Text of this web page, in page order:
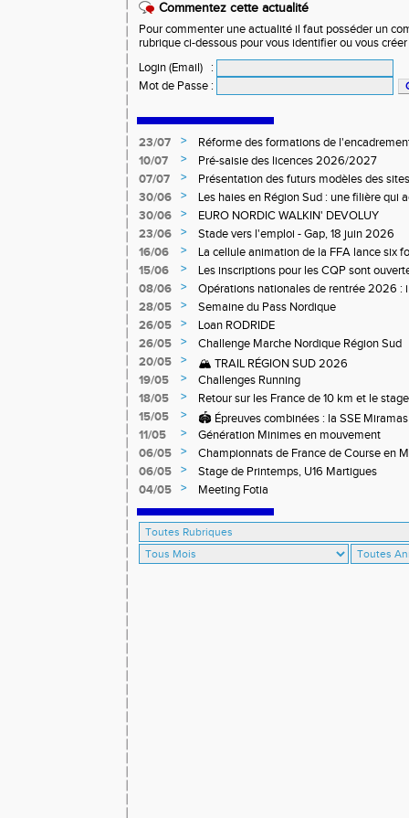
Commentez cette actualité
Pour commenter une actualité il faut posséder un
rubrique ci-dessous pour vous identifier ou vous
Login (Email)
:
Mot de Passe :
23/07 >
Réforme des formations de
10/07
>
Pré-saisie des licences 2026/2027
07/07
>
Présentation des futurs modèles des
30/06
>
Les haies en Région Sud : une filière qui
30/06
>
EURO NORDIC WALKIN' DEVOLUY
23/06
>
Stade vers l'emploi - Gap, 18 juin 2026
16/06
>
La cellule animation de la FFA lance six
Niveau 1 et 3 pour ACR Niveau 2)
15/06 >
Les inscriptions pour les CQP sont
Qualification Professionnelle)
08/06 >
Opérations nationales de rentrée 2026 :
28/05
>
Semaine du Pass Nordique
26/05
>
Loan RODRIDE
26/05
>
Challenge Marche Nordique Région Sud
20/05
>
🏔️ TRAIL RÉGION SUD 2026
19/05
>
Challenges Running
18/05
>
Retour sur les France de 10 km et le
off-road à Briançon
15/05 >
🏟️ Épreuves combinées : la SSE
11/05
>
Génération Minimes en mouvement
06/05
>
Championnats de France de Course en
06/05
>
Stage de Printemps, U16 Martigues
04/05
> Meeting Fotia